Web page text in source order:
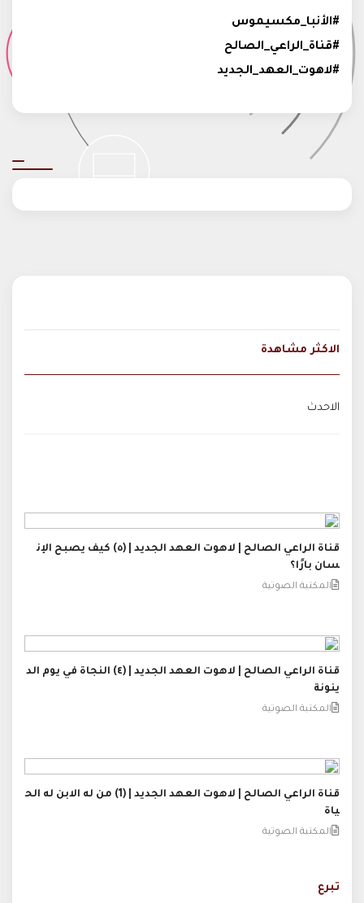
#الأنبا_مكسيموس
#قناة_الراعي_الصالح
#لاهوت_العهد_الجديد
الاكثر مشاهدة
الاحدث
قناة الراعي الصالح | لاهوت العهد الجديد | (٥) كيف يصبح الإن
سان بارًا؟
المكتبة الصوتية
قناة الراعي الصالح | لاهوت العهد الجديد | (٤) النجاة في يوم الد
ينونة
المكتبة الصوتية
قناة الراعي الصالح | لاهوت العهد الجديد | (1) من له الابن له الح
ياة
المكتبة الصوتية
تبرع